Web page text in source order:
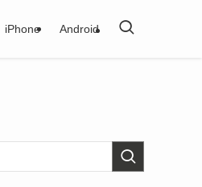
iPhone Android